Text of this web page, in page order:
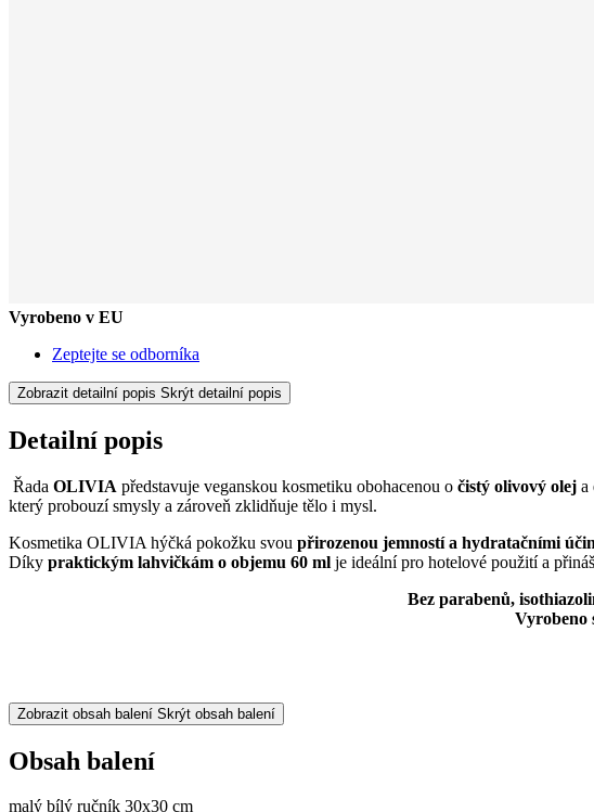
Vyrobeno v EU
Zeptejte se odborníka
Zobrazit detailní popis Skrýt detailní popis
Detailní popis
Řada OLIVIA představuje veganskou kosmetiku obohacenou o čistý olivový olej a
který probouzí smysly a zároveň zklidňuje tělo i mysl.
Kosmetika OLIVIA hýčká pokožku svou přirozenou jemností a hydratačními
Díky praktickým lahvičkám o objemu 60 ml je ideální pro hotelové použití a
Bez parabenů,
Vyrobeno
Zobrazit obsah balení Skrýt obsah balení
Obsah balení
malý bílý ručník 30x30 cm